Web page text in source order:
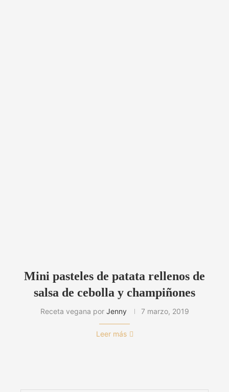
Mini pasteles de patata rellenos de
salsa de cebolla y champiñones
Receta vegana por Jenny 7 marzo, 2019
Leer más